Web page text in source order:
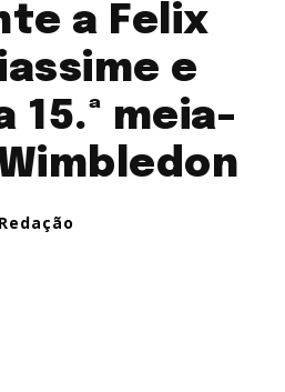
a Felix
e
15.ª meia-
Redação